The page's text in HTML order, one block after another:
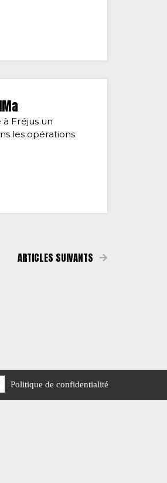
Fréjus un
les opérations
ARTICLES SUIVANTS
Politique de confidentialité